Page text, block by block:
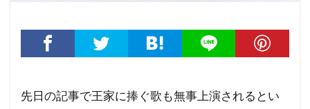
先日の記事で王家に捧ぐ歌も無事上演されるとい